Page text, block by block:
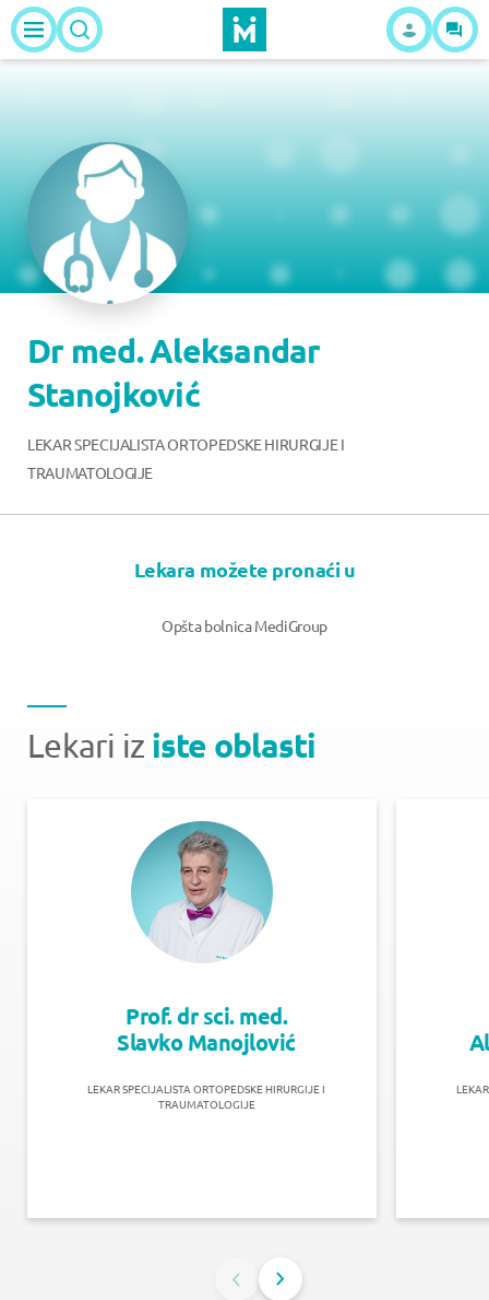
Dr med. Aleksandar
Stanojković
LEKAR SPECIJALISTA ORTOPEDSKE HIRURGIJE I
TRAUMATOLOGIJE
Lekara možete pronaći u
Opšta bolnica MediGroup
Lekari iz iste oblasti
Prof. dr sci. med.
Slavko Manojlović
LEKAR SPECIJALISTA ORTOPEDSKE HIRURGIJE I
TRAUMATOLOGIJE